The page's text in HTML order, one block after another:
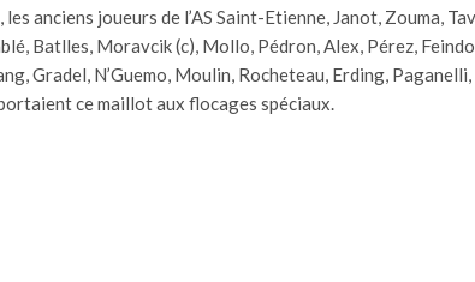
anciens joueurs de l’AS Saint-Etienne, Janot, Zouma,
Batlles, Moravcik (c), Mollo, Pédron, Alex, Pérez,
Gradel, N’Guemo, Moulin, Rocheteau, Erding,
ce maillot aux flocages spéciaux.